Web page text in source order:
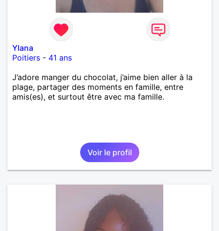
Ylana
Poitiers - 41 ans
J’adore manger du chocolat, j’aime bien aller à la
plage, partager des moments en famille, entre
amis(es), et surtout être avec ma famille.
Voir le profil